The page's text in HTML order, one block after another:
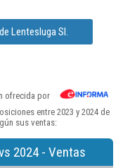
Lentesluga Sl.
ofrecida por
entre 2023 y 2024 de
sus ventas:
2024 - Ventas